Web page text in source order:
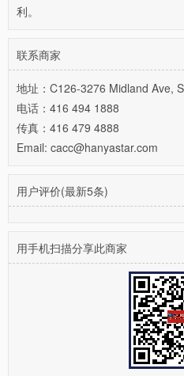
利。
联系商家
地址：C126-3276 Midland Ave,
电话：416 494 1888
传真：416 479 4888
Email: cacc@hanyastar.com
用户评价(最新5条)
用手机扫描分享此商家